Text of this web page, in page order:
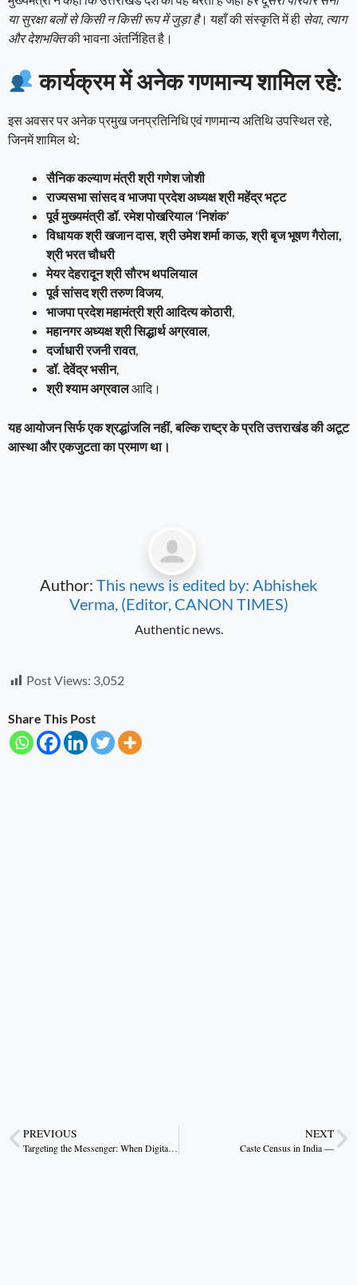
या सुरक्षा बलों से किसी न किसी रूप में जुड़ा है। यहाँ की संस्कृति में ही सेवा, त्याग
और देशभक्तिकी भावना अंतर्निहित है।
कार्यक्रम में अनेक गणमान्य शामिल रहे:
इस अवसर पर अनेक प्रमुख जनप्रतिनिधि एवं गणमान्य अतिथि उपस्थित रहे,
जिनमें शामिल थे:
सैनिक कल्याण मंत्री श्री गणेश जोशी
राज्यसभा सांसद व भाजपा प्रदेश अध्यक्ष श्री महेंद्र भट्ट
पूर्व मुख्यमंत्री डॉ. रमेश पोखरियाल ‘निशंक’
विधायक श्री खजान दास, श्री उमेश शर्मा काऊ, श्री बृज भूषण गैरोला,
श्री भरत चौधरी
मेयर देहरादून श्री सौरभ थपलियाल
पूर्व सांसद श्री तरुण विजय,
भाजपा प्रदेश महामंत्री श्री आदित्य कोठारी,
महानगर अध्यक्ष श्री सिद्धार्थ अग्रवाल,
दर्जाधारी रजनी रावत,
डॉ. देवेंद्र भसीन,
श्री श्याम अग्रवालआदि।
यह आयोजन सिर्फ एक श्रद्धांजलि नहीं, बल्कि राष्ट्र के प्रति उत्तराखंड की अटूट
आस्था और एकजुटता का प्रमाण था।
Author: This news is edited by: Abhishek
Verma, (Editor, CANON TIMES)
Authentic news.
Post Views: 3,052
Share This Post
PREVIOUS
Targeting the Messenger: When Digital Hate Undermines Diplomacy
NEXT
Caste Census in India —